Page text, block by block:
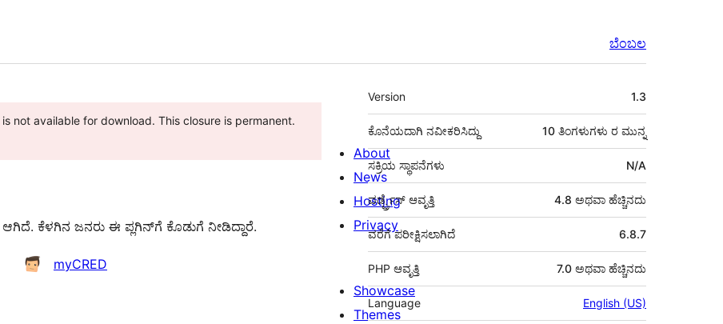
ಬೆಂಬಲ
not available for download. This closure is permanent.
ಕೆಳಗಿನ ಜನರು ಈ ಪ್ಲಗಿನ್‌ಗೆ ಕೊಡುಗೆ ನೀಡಿದ್ದಾರೆ.
myCRED
ಮೆಟಾ
Version 1.3
ಕೊನೆಯದಾಗಿ ನವೀಕರಿಸಿದ್ದು 10 ತಿಂಗಳುಗಳು ರ ಮುನ್ನ
ಸಕ್ರಿಯ ಸ್ಥಾಪನೆಗಳು N/A
ವರ್ಡ್ಪ್ರೆಸ್ ಆವೃತ್ತಿ 4.8 ಅಥವಾ ಹೆಚ್ಚಿನದು
6.8.7
ವರೆಗೆ ಪರೀಕ್ಷಿಸಲಾಗಿದೆ
PHP ಆವೃತ್ತಿ 7.0 ಅಥವಾ ಹೆಚ್ಚಿನದು
Language English (US)
About
News
Hosting
Privacy
Showcase
Themes